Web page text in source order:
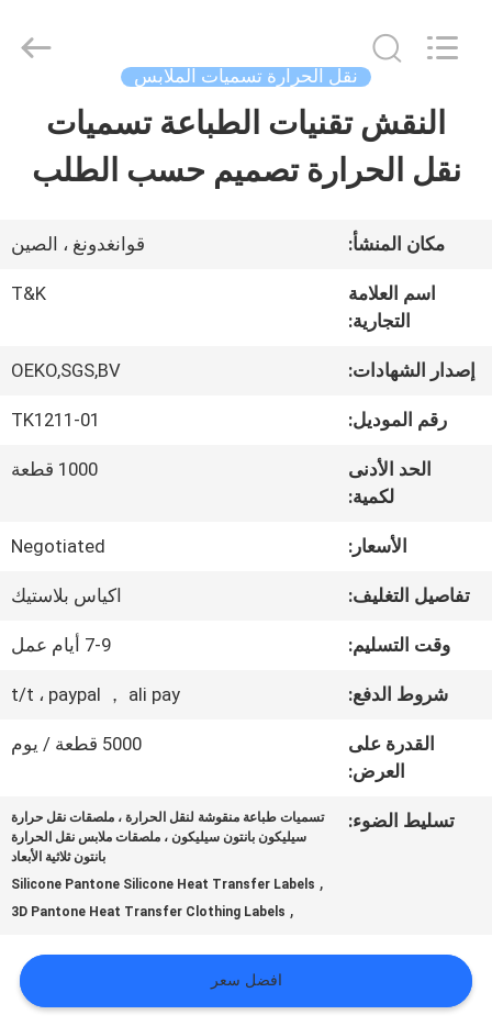
منزل
حول
جولة
ضبط
الجودة
اتصل
أخبار
القضايا
Garment
Accessories
نقل الحرارة تسميات الملابس
النقش تقنيات الطباعة تسميات
نقل الحرارة تصميم حسب الطلب
مكان المنشأ: قوانغدونغ ، الصين
اسم العلامة
التجارية:
T&K
إصدار الشهادات: OEKO,SGS,BV
رقم الموديل: TK1211-01
الحد الأدنى
لكمية:
1000 قطعة
الأسعار: Negotiated
تفاصيل التغليف: اكياس بلاستيك
وقت التسليم: 7-9 أيام عمل
شروط الدفع: t/t ، paypal ， ali pay
القدرة على
العرض:
5000 قطعة / يوم
تسليط الضوء:
تسميات طباعة منقوشة لنقل الحرارة ، ملصقات نقل حرارة
سيليكون بانتون سيليكون ، ملصقات ملابس نقل الحرارة
بانتون ثلاثية الأبعاد
,
Silicone Pantone Silicone Heat Transfer Labels
,
3D Pantone Heat Transfer Clothing Labels
افضل سعر